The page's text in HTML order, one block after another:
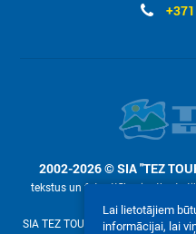
2002-2026 © SIA "TEZ
tekstus un fotoattēlus ir atļauts
rakstisku
SIA TEZ TOUR (reg.
Lai lietotājiem
informācijai, lai